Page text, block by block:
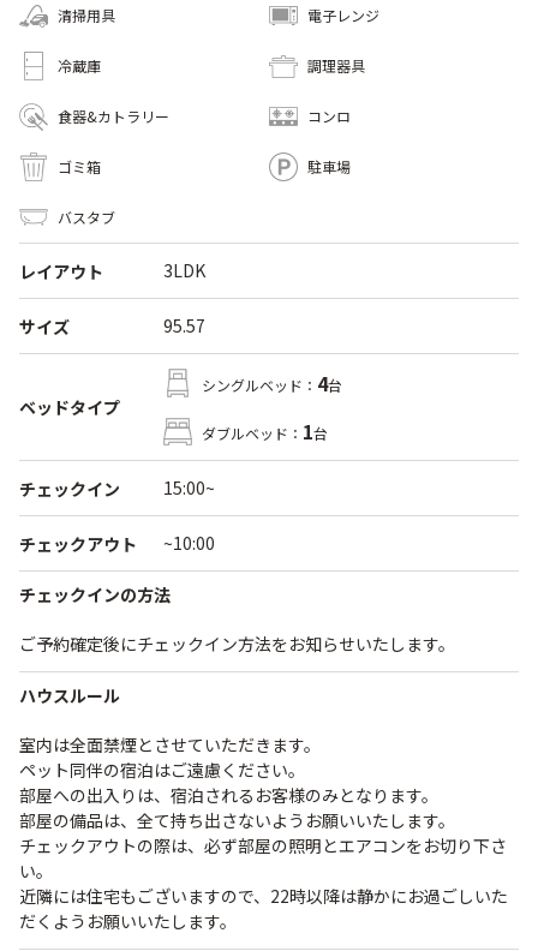
清掃用具 電子レンジ
冷蔵庫 調理器具
食器&カトラリー コンロ
ゴミ箱 駐車場
バスタブ
レイアウト 3LDK
サイズ 95.57
ベッドタイプ
シングルベッド： 4台
ダブルベッド： 1台
チェックイン 15:00~
チェックアウト ~10:00
チェックインの方法
ご予約確定後にチェックイン方法をお知らせいたします。
ハウスルール
室内は全面禁煙とさせていただきます。
ペット同伴の宿泊はご遠慮ください。
部屋への出入りは、宿泊されるお客様のみとなります。
部屋の備品は、全て持ち出さないようお願いいたします。
チェックアウトの際は、必ず部屋の照明とエアコンをお切り下さ
い。
近隣には住宅もございますので、22時以降は静かにお過ごしいた
だくようお願いいたします。